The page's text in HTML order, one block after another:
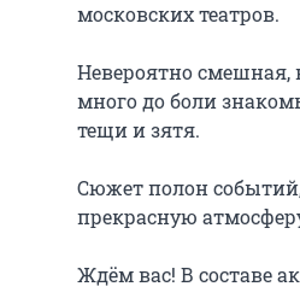
московских театров.
Невероятно смешная,
много до боли
тещи и зятя.
Сюжет полон
прекрасную
Ждём вас! В составе